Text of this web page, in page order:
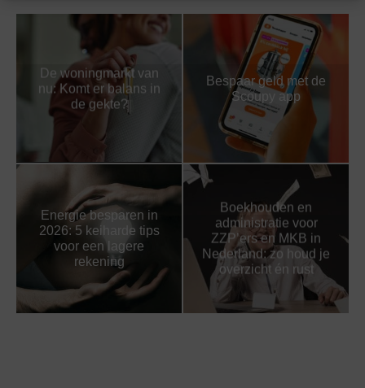
De woningmarkt van
nu: Komt er balans in
de gekte?
Bespaar geld met de
Scoupy app
Energie besparen in
2026: 5 keiharde tips
voor een lagere
rekening
Boekhouden en
administratie voor
ZZP’ers en MKB in
Nederland: zo houd je
overzicht én rust